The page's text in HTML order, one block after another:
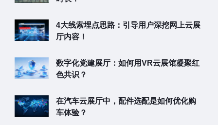
4大线索埋点思路：引导用户深挖网上云展
厅内容！
数字化党建展厅：如何用VR云展馆凝聚红
色共识？
在汽车云展厅中，配件选配是如何优化购
车体验？